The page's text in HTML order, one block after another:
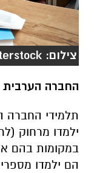
צילום: shutterstock אילוסטרציה
החברה הערבית
תלמידי
ילמדו מרחוק
במקומות בהם
הם ילמדו